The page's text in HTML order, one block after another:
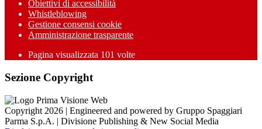
Obiettivi di accessibilità
Whistleblowing
Gestione consensi cookie
Amministrazione trasparente
Pagina visualizzata 101 volte
Sezione Copyright
Copyright 2026 | Engineered and powered by Gruppo Spaggiari
Parma S.p.A. | Divisione Publishing & New Social Media